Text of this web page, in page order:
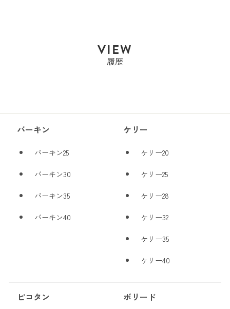
VIEW
履歴
バーキン
バーキン25
バーキン30
バーキン35
バーキン40
ケリー
ケリー20
ケリー25
ケリー28
ケリー32
ケリー35
ケリー40
ピコタン ボリード